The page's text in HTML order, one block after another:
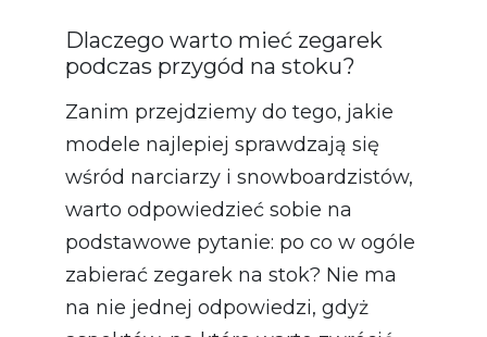
Dlaczego warto mieć zegarek
podczas przygód na stoku?
Zanim przejdziemy do tego, jakie
modele najlepiej sprawdzają się
wśród narciarzy i snowboardzistów,
warto odpowiedzieć sobie na
podstawowe pytanie: po co w ogóle
zabierać zegarek na stok? Nie ma
na nie jednej odpowiedzi, gdyż